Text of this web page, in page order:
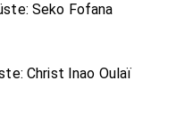
Seko Fofana
Christ Inao Oulaï